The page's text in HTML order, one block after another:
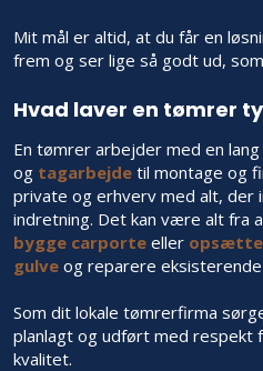
Mit mål er altid, at du får en
frem og ser lige så godt ud,
Hvad laver en tømrer
En tømrer arbejder med en
og tagarbejdetil montage og
private og erhverv med alt,
indretning. Det kan være alt fra
bygge carporteeller
gulveog reparere
Som dit lokale tømrerfirma
planlagt og udført med respekt
kvalitet.